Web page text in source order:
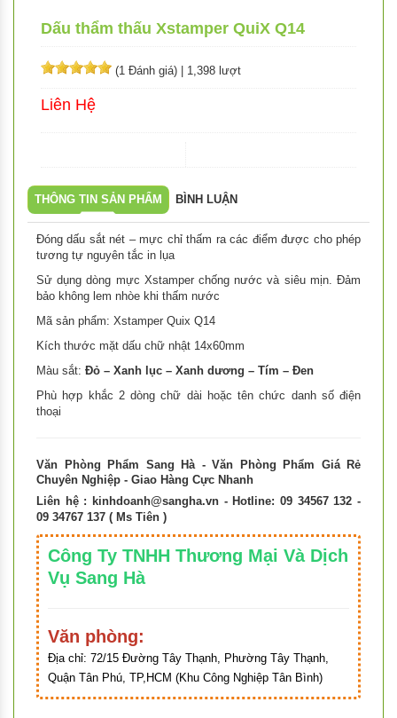
Dấu thẩm thấu Xstamper QuiX Q14
(1 Đánh giá) 1,398 lượt
Liên Hệ
THÔNG TIN SẢN PHẨM BÌNH LUẬN
Đóng dấu sắt nét – mực chỉ thấm ra các điểm được cho phép
tương tự nguyên tắc in lụa
Sử dụng dòng mực Xstamper chống nước và siêu mịn. Đảm
bảo không lem nhòe khi thấm nước
Mã sản phẩm: Xstamper Quix Q14
Kích thước mặt dấu chữ nhật 14x60mm
Màu sắt: Đỏ – Xanh lục – Xanh dương – Tím – Đen
Phù hợp khắc 2 dòng chữ dài hoặc tên chức danh số điện
thoại
Văn Phòng Phẩm Sang Hà - Văn Phòng Phẩm Giá Rẻ
Chuyên Nghiệp - Giao Hàng Cực Nhanh
Liên hệ : kinhdoanh@sangha.vn - Hotline: 09 34567 132 -
09 34767 137 ( Ms Tiên )
Công Ty TNHH Thương Mại Và Dịch
Vụ Sang Hà
Văn phòng:
Địa chỉ: 72/15 Đường Tây Thạnh, Phường Tây Thạnh,
Quận Tân Phú, TP,HCM (Khu Công Nghiệp Tân Bình)